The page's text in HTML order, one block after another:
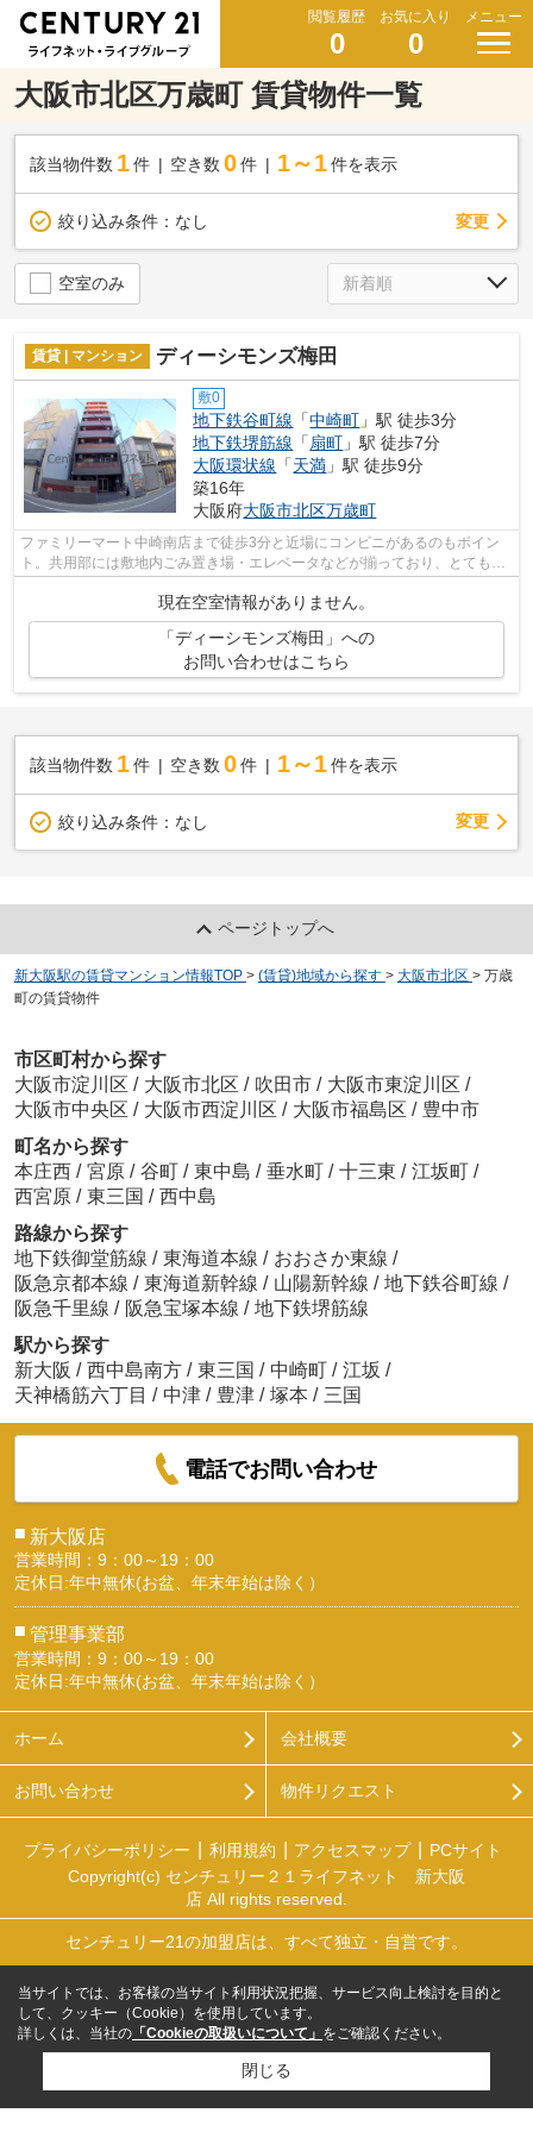
閲覧履歴
0
お気に入り
0
メニュー
大阪市北区万歳町 賃貸物件一覧
該当物件数 1件 空き数 0 件 1～1 件を表示
絞り込み条件： なし 変更
空室のみ
賃貸 | マンション ディーシモンズ梅田
敷0
地下鉄谷町線 「中崎町 」駅 徒歩3分
地下鉄堺筋線 「扇町 」駅 徒歩7分
大阪環状線 「天満 」駅 徒歩9分
築16年
大阪府大阪市北区万歳町
ファミリーマート中崎南店まで徒歩3分と近場にコンビニがあるのもポイン
ト。共用部には敷地内ごみ置き場・エレベータなどが揃っており、とても充
現在空室情報がありません。
「ディーシモンズ梅田」への
お問い合わせはこちら
該当物件数 1件 空き数 0 件 1～1 件を表示
絞り込み条件： なし 変更
ページトップへ
新大阪駅の賃貸マンション情報TOP > (賃貸)地域から探す > 大阪市北区 > 万歳
町の賃貸物件
市区町村から探す
大阪市淀川区 / 大阪市北区 / 吹田市 / 大阪市東淀川区 /
大阪市中央区 / 大阪市西淀川区 / 大阪市福島区 / 豊中市
町名から探す
本庄西 / 宮原 / 谷町 / 東中島 / 垂水町 / 十三東 / 江坂町 /
西宮原 / 東三国 / 西中島
路線から探す
地下鉄御堂筋線 / 東海道本線 / おおさか東線 /
阪急京都本線 / 東海道新幹線 / 山陽新幹線 / 地下鉄谷町線 /
阪急千里線 / 阪急宝塚本線 / 地下鉄堺筋線
駅から探す
新大阪 / 西中島南方 / 東三国 / 中崎町 / 江坂 /
天神橋筋六丁目 / 中津 / 豊津 / 塚本 / 三国
電話でお問い合わせ
■ 新大阪店
営業時間：9：00～19：00
定休日:年中無休(お盆、年末年始は除く）
■ 管理事業部
営業時間：9：00～19：00
定休日:年中無休(お盆、年末年始は除く）
ホーム 会社概要
お問い合わせ 物件リクエスト
プライバシーポリシー 利用規約 アクセスマップ
PCサイト
Copyright(c) センチュリー２１ライフネット 新大阪
店 All rights reserved.
センチュリー21の加盟店は、すべて独立・自営です。
当サイトでは、お客様の当サイト利用状況把握、サービス向上検討を目的と
して、クッキー（Cookie）を使用しています。
詳しくは、当社の 「Cookieの取扱いについて」 をご確認ください。
閉じる